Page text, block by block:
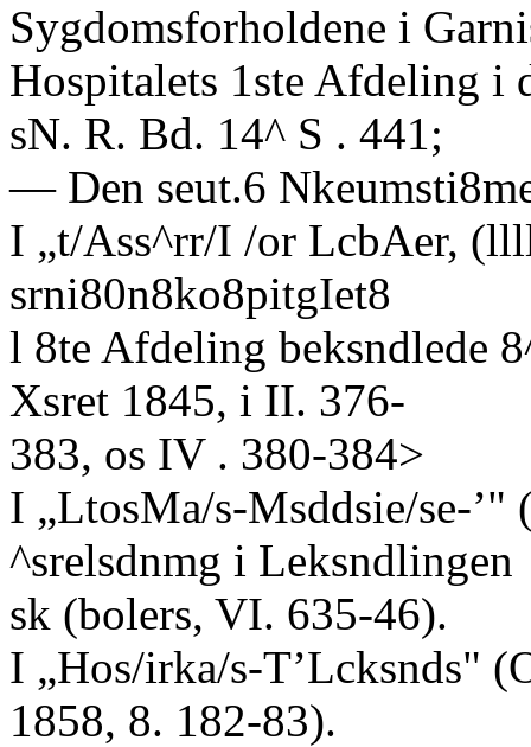
Sygdomsforholdene i
Hospitalets 1ste Afdeling i
sN. R. Bd. 14^ S . 441;
— Den seut.6
I „t/Ass^rr/I /or LcbAer,
srni80n8ko8pitgIet8
l 8te Afdeling beksndlede
Xsret 1845, i II. 376-
383, os IV . 380-384>
I „LtosMa/s-Msddsie/se-
^srelsdnmg i Leksndlingen
sk (bolers, VI. 635-46).
I „Hos/irka/s-T’Lcksnds"
1858, 8. 182-83).